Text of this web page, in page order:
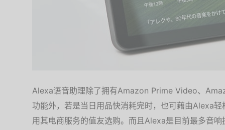
Alexa语音助理除了拥有Amazon Prime Video、
功能外，若是当日用品快消耗完时，也可藉由Alexa
用其电商服务的值友选购。而且Alexa是目前最多音